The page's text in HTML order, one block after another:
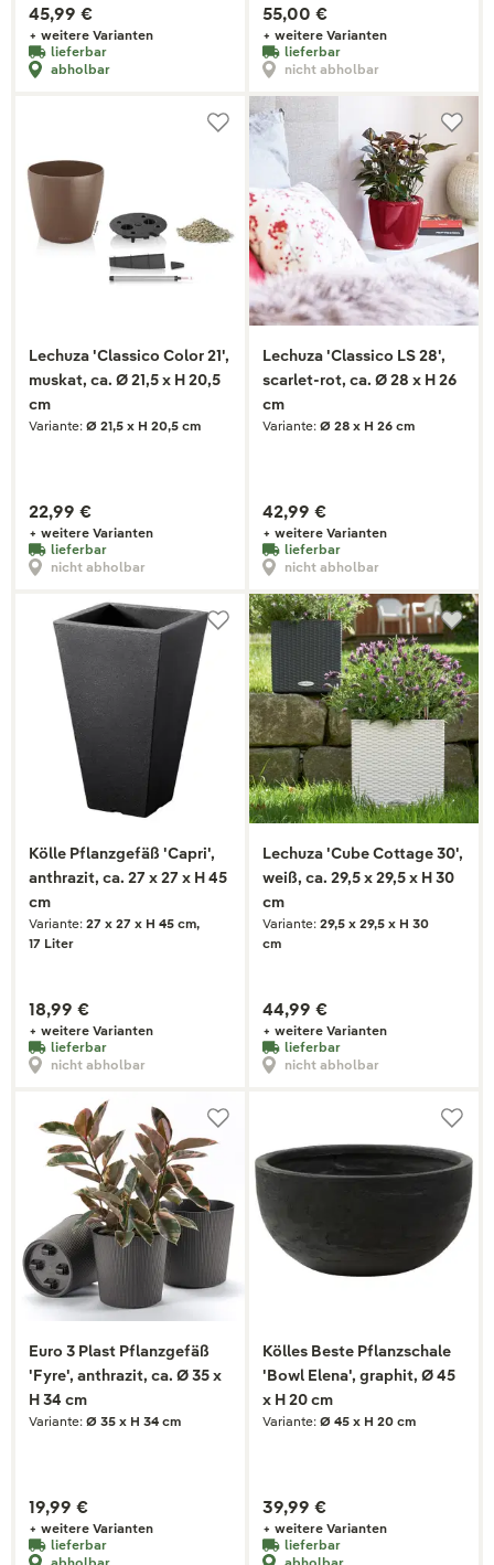
45,99 €
+ weitere Varianten
lieferbar
abholbar
55,00 €
+ weitere Varianten
lieferbar
nicht abholbar
Lechuza 'Classico Color 21',
muskat, ca. Ø 21,5 x H 20,5
cm
Variante: Ø 21,5 x H 20,5 cm
22,99 €
+ weitere Varianten
lieferbar
nicht abholbar
Lechuza 'Classico LS 28',
scarlet-rot, ca. Ø 28 x H 26
cm
Variante: Ø 28 x H 26 cm
42,99 €
+ weitere Varianten
lieferbar
nicht abholbar
Kölle Pflanzgefäß 'Capri',
anthrazit, ca. 27 x 27 x H 45
cm
Variante: 27 x 27 x H 45 cm,
17 Liter
18,99 €
+ weitere Varianten
lieferbar
nicht abholbar
Lechuza 'Cube Cottage 30',
weiß, ca. 29,5 x 29,5 x H 30
cm
Variante: 29,5 x 29,5 x H 30
cm
44,99 €
+ weitere Varianten
lieferbar
nicht abholbar
Euro 3 Plast Pflanzgefäß
'Fyre', anthrazit, ca. Ø 35 x
H 34 cm
Variante: Ø 35 x H 34 cm
19,99 €
+ weitere Varianten
lieferbar
Kölles Beste Pflanzschale
'Bowl Elena', graphit, Ø 45
x H 20 cm
Variante: Ø 45 x H 20 cm
39,99 €
+ weitere Varianten
lieferbar